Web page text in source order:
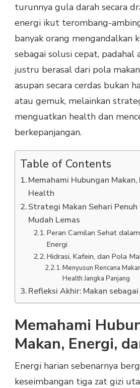
turunnya gula darah secara
energi ikut terombang-
banyak orang mengandalkan
sebagai solusi cepat, padahal
justru berasal dari pola
asupan secara cerdas bukan
atau gemuk, melainkan
menguatkan health dan
berkepanjangan.
Table of Contents
Memahami Hubungan Makan,
Health
Strategi Makan Sehari
Mudah Lemas
Peran Camilan Sehat
Energi
Hidrasi, Kafein, dan Pola
Menyusun Rencana
Health Jangka Panjang
Refleksi Akhir: Makan
Memahami
Makan, Energi,
Energi harian sebenarnya
keseimbangan tiga zat gizi